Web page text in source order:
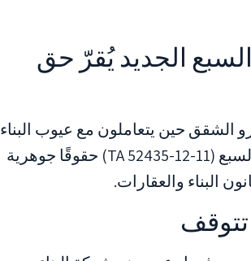
الجديد يُقرّ حق
الشقق حين يتعاملون مع عيوب البناء
المتكررة. يُقرّر الحكم الجديد لمحكمة منطقة بئر السبع (TA 52435-12-11) حقوقًا جوهرية
البناء والعقارات.